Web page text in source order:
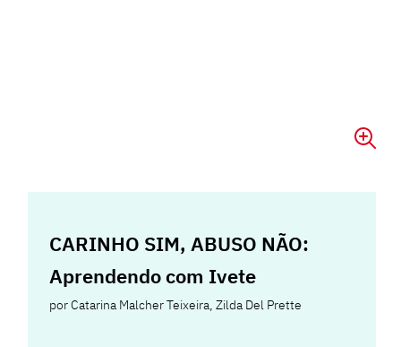
CARINHO SIM, ABUSO NÃO:
Aprendendo com Ivete
porCatarina Malcher Teixeira,Zilda Del Prette